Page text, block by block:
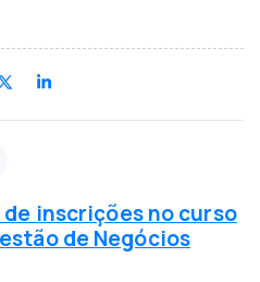
de inscrições no curso
de Negócios